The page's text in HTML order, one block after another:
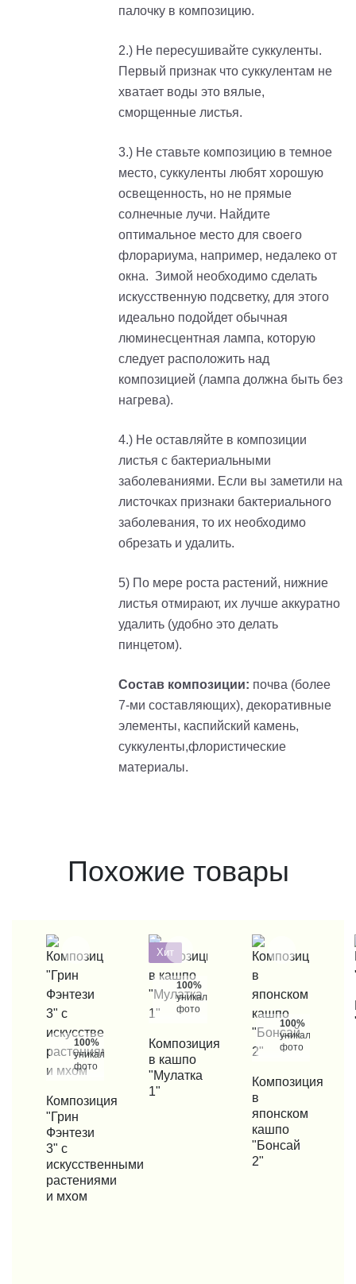
палочку в композицию.
2.) Не пересушивайте суккуленты.
Первый признак что суккулентам не
хватает воды это вялые,
сморщенные листья.
3.) Не ставьте композицию в темное
место, суккуленты любят хорошую
освещенность, но не прямые
солнечные лучи. Найдите
оптимальное место для своего
флорариума, например, недалеко от
окна. Зимой необходимо сделать
искусственную подсветку, для этого
идеально подойдет обычная
люминесцентная лампа, которую
следует расположить над
композицией (лампа должна быть без
нагрева).
4.) Не оставляйте в композиции
листья с бактериальными
заболеваниями. Если вы заметили на
листочках признаки бактериального
заболевания, то их необходимо
обрезать и удалить.
5) По мере роста растений, нижние
листья отмирают, их лучше аккуратно
удалить (удобно это делать
пинцетом).
Состав композиции: почва (более
7-ми составляющих), декоративные
элементы, каспийский камень,
суккуленты,флористические
материалы.
Похожие товары
100%
уникальные
фото
КУПИТЬ В 1 КЛИК
Композиция
"Грин
Фэнтези
3" с
искусственными
растениями
и мхом
Хит
100%
уникальные
фото
КУПИТЬ В 1 КЛИК
Композиция
в кашпо
"Мулатка
1"
100%
уникальные
фото
КУПИТЬ В 1 КЛИК
Композиция
в
японском
кашпо
"Бонсай
2"